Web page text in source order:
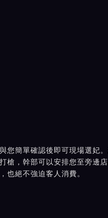
您簡單確認後即可現場選妃
槍，幹部可以安排您至旁邊
也絕不強迫客人消費。